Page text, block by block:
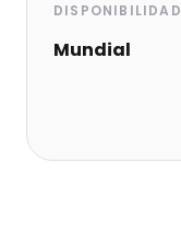
DISPONIBILIDAD
Mundial